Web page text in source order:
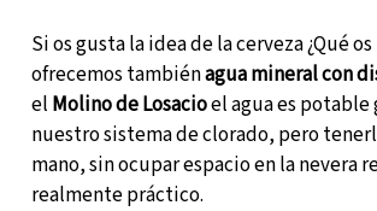
Si os gusta la idea de la cerveza ¿Qué
ofrecemos tambiénagua mineral con
el Molino de Losacioel agua es potable
nuestro sistema de clorado, pero
mano, sin ocupar espacio en la nevera
realmente práctico.